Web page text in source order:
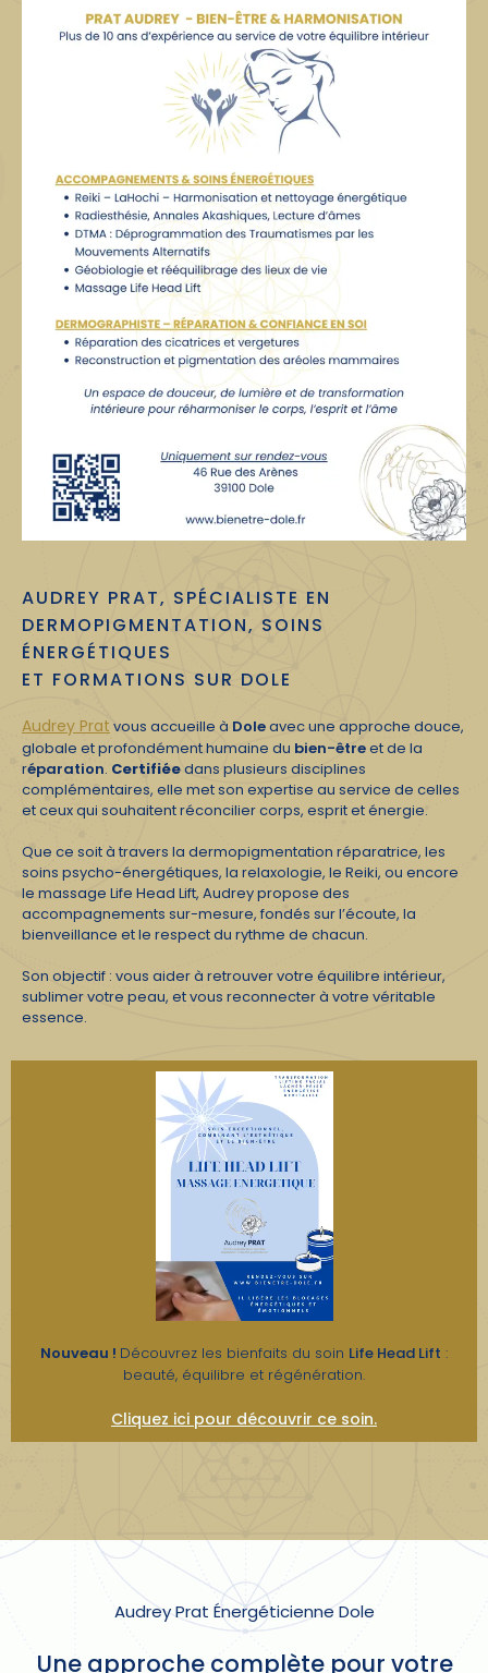
AUDREY PRAT, SPÉCIALISTE EN
DERMOPIGMENTATION, SOINS
ÉNERGÉTIQUES
ET FORMATIONS SUR DOLE
Audrey Prat vous accueille à Doleavec une approche douce,
globale et profondément humaine du bien-êtreet de la
réparation. Certifiéedans plusieurs disciplines
complémentaires, elle met son expertise au service de celles
et ceux qui souhaitent réconcilier corps, esprit et énergie.
Que ce soit à travers la dermopigmentation réparatrice, les
soins psycho-énergétiques, la relaxologie, le Reiki, ou encore
le massage Life Head Lift, Audrey propose des
accompagnements sur-mesure, fondés sur l’écoute, la
bienveillance et le respect du rythme de chacun.
Son objectif : vous aider à retrouver votre équilibre intérieur,
sublimer votre peau, et vous reconnecter à votre véritable
essence.
Nouveau ! Découvrez les bienfaits du soin Life Head Lift :
beauté, équilibre et régénération.
Cliquez ici pour découvrir ce soin.
Audrey Prat Énergéticienne Dole
Une approche complète pour votre